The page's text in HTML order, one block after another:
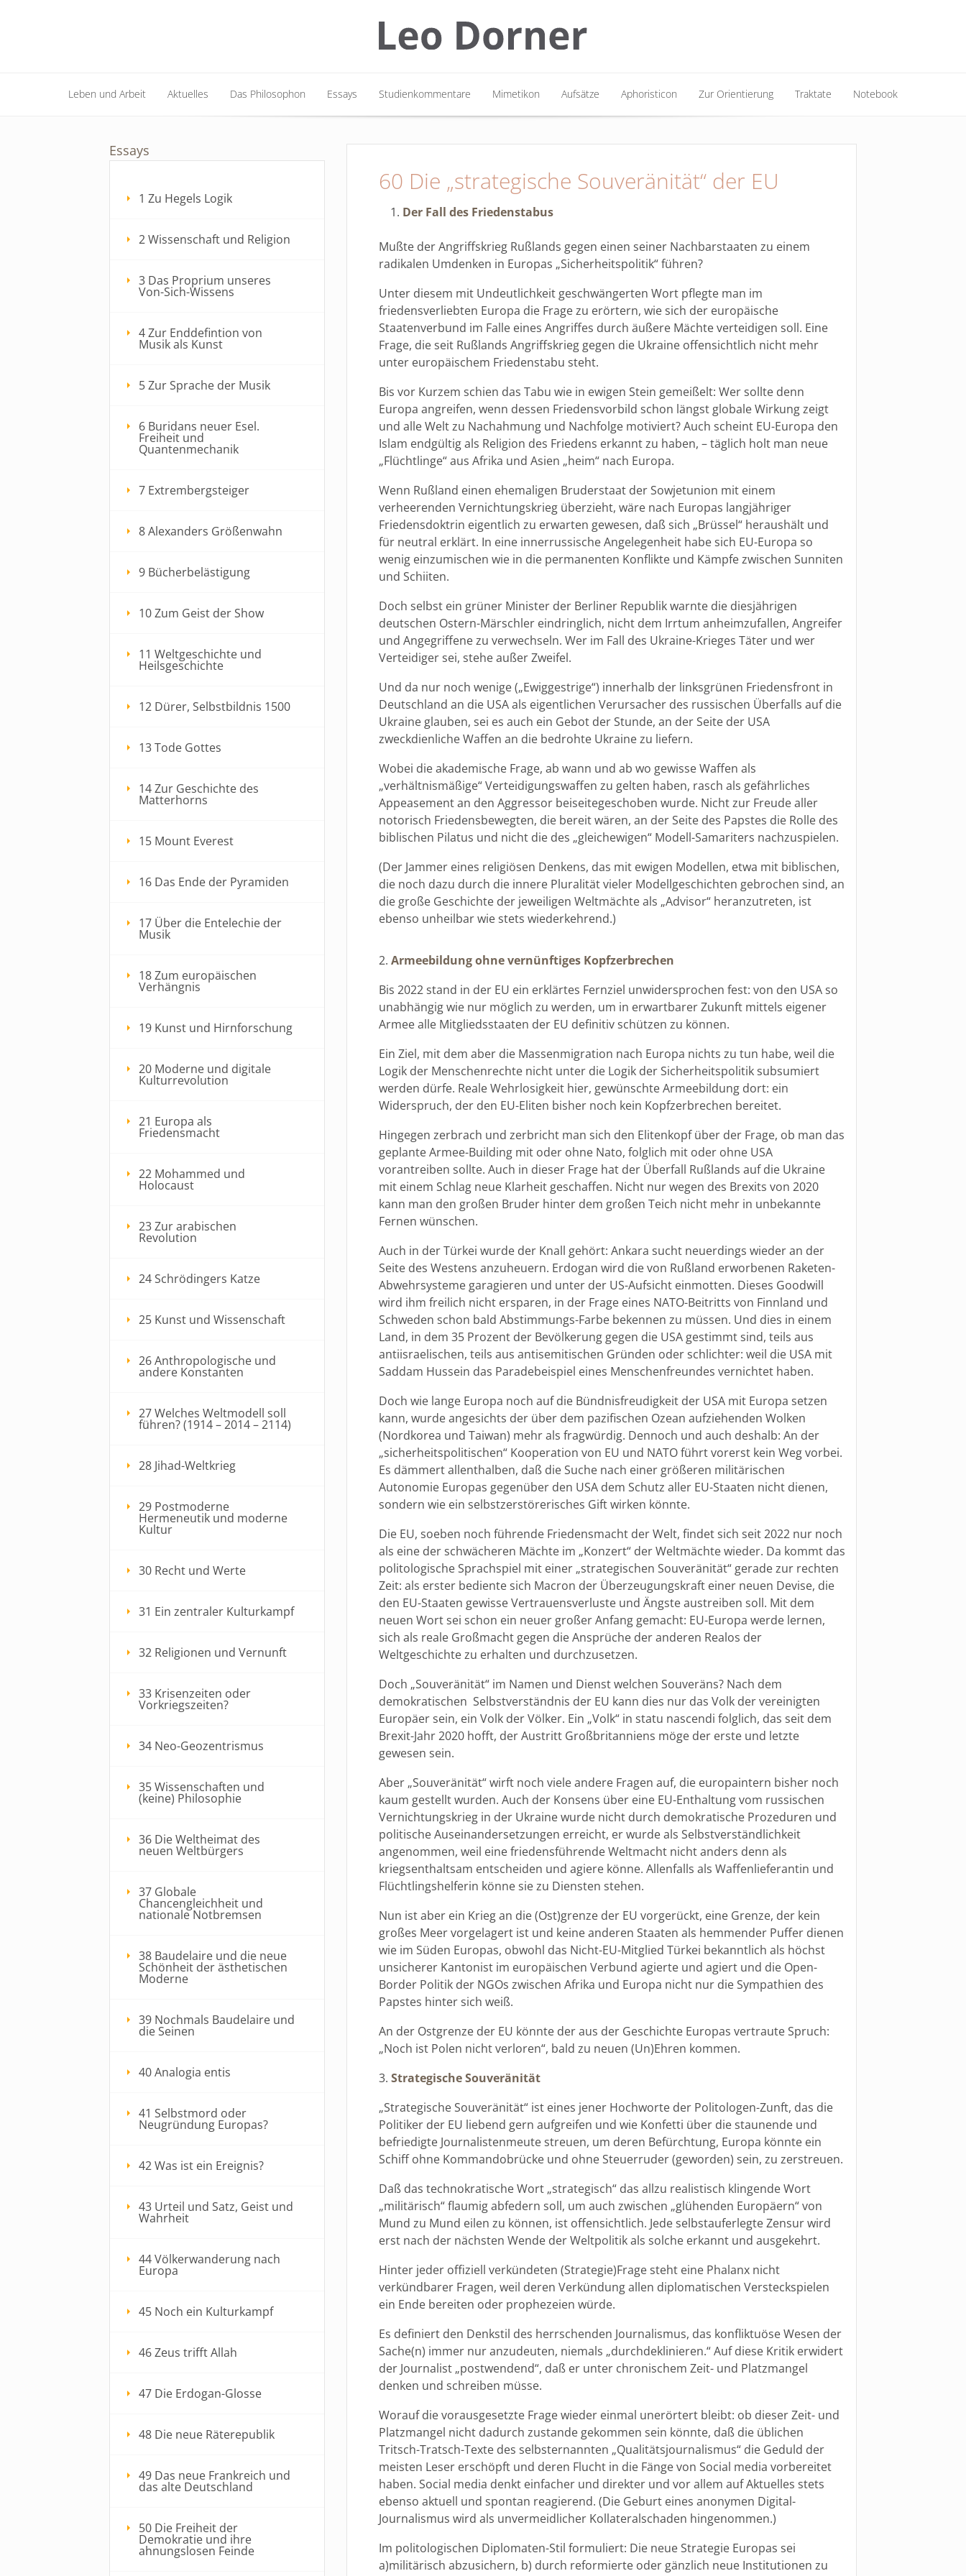
Leben und Arbeit Aktuelles Das Philosophon Essays Studienkommentare Mimetikon Aufsätze Aphoristicon Zur Orientierung Traktate Notebook
60 Die „strategische Souveränität“ der EU
Der Fall des Friedenstabus
Mußte der Angriffskrieg Rußlands gegen einen seiner Nachbarstaaten zu einem
radikalen Umdenken in Europas „Sicherheitspolitik“ führen?
Unter diesem mit Undeutlichkeit geschwängerten Wort pflegte man im
friedensverliebten Europa die Frage zu erörtern, wie sich der europäische
Staatenverbund im Falle eines Angriffes durch äußere Mächte verteidigen soll. Eine
Frage, die seit Rußlands Angriffskrieg gegen die Ukraine offensichtlich nicht mehr
unter europäischem Friedenstabu steht.
Bis vor Kurzem schien das Tabu wie in ewigen Stein gemeißelt: Wer sollte denn
Europa angreifen, wenn dessen Friedensvorbild schon längst globale Wirkung zeigt
und alle Welt zu Nachahmung und Nachfolge motiviert? Auch scheint EU-Europa den
Islam endgültig als Religion des Friedens erkannt zu haben, – täglich holt man neue
„Flüchtlinge“ aus Afrika und Asien „heim“ nach Europa.
Wenn Rußland einen ehemaligen Bruderstaat der Sowjetunion mit einem
verheerenden Vernichtungskrieg überzieht, wäre nach Europas langjähriger
Friedensdoktrin eigentlich zu erwarten gewesen, daß sich „Brüssel“ heraushält und
für neutral erklärt. In eine innerrussische Angelegenheit habe sich EU-Europa so
wenig einzumischen wie in die permanenten Konflikte und Kämpfe zwischen Sunniten
und Schiiten.
Doch selbst ein grüner Minister der Berliner Republik warnte die diesjährigen
deutschen Ostern-Märschler eindringlich, nicht dem Irrtum anheimzufallen, Angreifer
und Angegriffene zu verwechseln. Wer im Fall des Ukraine-Krieges Täter und wer
Verteidiger sei, stehe außer Zweifel.
Und da nur noch wenige („Ewiggestrige“) innerhalb der linksgrünen Friedensfront in
Deutschland an die USA als eigentlichen Verursacher des russischen Überfalls auf die
Ukraine glauben, sei es auch ein Gebot der Stunde, an der Seite der USA
zweckdienliche Waffen an die bedrohte Ukraine zu liefern.
Wobei die akademische Frage, ab wann und ab wo gewisse Waffen als
„verhältnismäßige“ Verteidigungswaffen zu gelten haben, rasch als gefährliches
Appeasement an den Aggressor beiseitegeschoben wurde. Nicht zur Freude aller
notorisch Friedensbewegten, die bereit wären, an der Seite des Papstes die Rolle des
biblischen Pilatus und nicht die des „gleichewigen“ Modell-Samariters nachzuspielen.
(Der Jammer eines religiösen Denkens, das mit ewigen Modellen, etwa mit biblischen,
die noch dazu durch die innere Pluralität vieler Modellgeschichten gebrochen sind, an
die große Geschichte der jeweiligen Weltmächte als „Advisor“ heranzutreten, ist
ebenso unheilbar wie stets wiederkehrend.)
2. Armeebildung ohne vernünftiges Kopfzerbrechen
Bis 2022 stand in der EU ein erklärtes Fernziel unwidersprochen fest: von den USA so
unabhängig wie nur möglich zu werden, um in erwartbarer Zukunft mittels eigener
Armee alle Mitgliedsstaaten der EU definitiv schützen zu können.
Ein Ziel, mit dem aber die Massenmigration nach Europa nichts zu tun habe, weil die
Logik der Menschenrechte nicht unter die Logik der Sicherheitspolitik subsumiert
werden dürfe. Reale Wehrlosigkeit hier, gewünschte Armeebildung dort: ein
Widerspruch, der den EU-Eliten bisher noch kein Kopfzerbrechen bereitet.
Hingegen zerbrach und zerbricht man sich den Elitenkopf über der Frage, ob man das
geplante Armee-Building mit oder ohne Nato, folglich mit oder ohne USA
vorantreiben sollte. Auch in dieser Frage hat der Überfall Rußlands auf die Ukraine
mit einem Schlag neue Klarheit geschaffen. Nicht nur wegen des Brexits von 2020
kann man den großen Bruder hinter dem großen Teich nicht mehr in unbekannte
Fernen wünschen.
Auch in der Türkei wurde der Knall gehört: Ankara sucht neuerdings wieder an der
Seite des Westens anzuheuern. Erdogan wird die von Rußland erworbenen Raketen-
Abwehrsysteme garagieren und unter der US-Aufsicht einmotten. Dieses Goodwill
wird ihm freilich nicht ersparen, in der Frage eines NATO-Beitritts von Finnland und
Schweden schon bald Abstimmungs-Farbe bekennen zu müssen. Und dies in einem
Land, in dem 35 Prozent der Bevölkerung gegen die USA gestimmt sind, teils aus
antiisraelischen, teils aus antisemitischen Gründen oder schlichter: weil die USA mit
Saddam Hussein das Paradebeispiel eines Menschenfreundes vernichtet haben.
Doch wie lange Europa noch auf die Bündnisfreudigkeit der USA mit Europa setzen
kann, wurde angesichts der über dem pazifischen Ozean aufziehenden Wolken
(Nordkorea und Taiwan) mehr als fragwürdig. Dennoch und auch deshalb: An der
„sicherheitspolitischen“ Kooperation von EU und NATO führt vorerst kein Weg vorbei.
Es dämmert allenthalben, daß die Suche nach einer größeren militärischen
Autonomie Europas gegenüber den USA dem Schutz aller EU-Staaten nicht dienen,
sondern wie ein selbstzerstörerisches Gift wirken könnte.
Die EU, soeben noch führende Friedensmacht der Welt, findet sich seit 2022 nur noch
als eine der schwächeren Mächte im „Konzert“ der Weltmächte wieder. Da kommt das
politologische Sprachspiel mit einer „strategischen Souveränität“ gerade zur rechten
Zeit: als erster bediente sich Macron der Überzeugungskraft einer neuen Devise, die
den EU-Staaten gewisse Vertrauensverluste und Ängste austreiben soll. Mit dem
neuen Wort sei schon ein neuer großer Anfang gemacht: EU-Europa werde lernen,
sich als reale Großmacht gegen die Ansprüche der anderen Realos der
Weltgeschichte zu erhalten und durchzusetzen.
Doch „Souveränität“ im Namen und Dienst welchen Souveräns? Nach dem
demokratischen Selbstverständnis der EU kann dies nur das Volk der vereinigten
Europäer sein, ein Volk der Völker. Ein „Volk“ in statu nascendi folglich, das seit dem
Brexit-Jahr 2020 hofft, der Austritt Großbritanniens möge der erste und letzte
gewesen sein.
Aber „Souveränität“ wirft noch viele andere Fragen auf, die europaintern bisher noch
kaum gestellt wurden. Auch der Konsens über eine EU-Enthaltung vom russischen
Vernichtungskrieg in der Ukraine wurde nicht durch demokratische Prozeduren und
politische Auseinandersetzungen erreicht, er wurde als Selbstverständlichkeit
angenommen, weil eine friedensführende Weltmacht nicht anders denn als
kriegsenthaltsam entscheiden und agiere könne. Allenfalls als Waffenlieferantin und
Flüchtlingshelferin könne sie zu Diensten stehen.
Nun ist aber ein Krieg an die (Ost)grenze der EU vorgerückt, eine Grenze, der kein
großes Meer vorgelagert ist und keine anderen Staaten als hemmender Puffer dienen
wie im Süden Europas, obwohl das Nicht-EU-Mitglied Türkei bekanntlich als höchst
unsicherer Kantonist im europäischen Verbund agierte und agiert und die Open-
Border Politik der NGOs zwischen Afrika und Europa nicht nur die Sympathien des
Papstes hinter sich weiß.
An der Ostgrenze der EU könnte der aus der Geschichte Europas vertraute Spruch:
„Noch ist Polen nicht verloren“, bald zu neuen (Un)Ehren kommen.
3. Strategische Souveränität
„Strategische Souveränität“ ist eines jener Hochworte der Politologen-Zunft, das die
Politiker der EU liebend gern aufgreifen und wie Konfetti über die staunende und
befriedigte Journalistenmeute streuen, um deren Befürchtung, Europa könnte ein
Schiff ohne Kommandobrücke und ohne Steuerruder (geworden) sein, zu zerstreuen.
Daß das technokratische Wort „strategisch“ das allzu realistisch klingende Wort
„militärisch“ flaumig abfedern soll, um auch zwischen „glühenden Europäern“ von
Mund zu Mund eilen zu können, ist offensichtlich. Jede selbstauferlegte Zensur wird
erst nach der nächsten Wende der Weltpolitik als solche erkannt und ausgekehrt.
Hinter jeder offiziell verkündeten (Strategie)Frage steht eine Phalanx nicht
verkündbarer Fragen, weil deren Verkündung allen diplomatischen Versteckspielen
ein Ende bereiten oder prophezeien würde.
Es definiert den Denkstil des herrschenden Journalismus, das konfliktuöse Wesen der
Sache(n) immer nur anzudeuten, niemals „durchdeklinieren.“ Auf diese Kritik erwidert
der Journalist „postwendend“, daß er unter chronischem Zeit- und Platzmangel
denken und schreiben müsse.
Worauf die vorausgesetzte Frage wieder einmal unerörtert bleibt: ob dieser Zeit- und
Platzmangel nicht dadurch zustande gekommen sein könnte, daß die üblichen
Tritsch-Tratsch-Texte des selbsternannten „Qualitätsjournalismus“ die Geduld der
meisten Leser erschöpft und deren Flucht in die Fänge von Social media vorbereitet
haben. Social media denkt einfacher und direkter und vor allem auf Aktuelles stets
ebenso aktuell und spontan reagierend. (Die Geburt eines anonymen Digital-
Journalismus wird als unvermeidlicher Kollateralschaden hingenommen.)
Im politologischen Diplomaten-Stil formuliert: Die neue Strategie Europas sei
a)militärisch abzusichern, b) durch reformierte oder gänzlich neue Institutionen zu
Essays
1 Zu Hegels Logik
2 Wissenschaft und Religion
3 Das Proprium unseres
Von-Sich-Wissens
4 Zur Enddefintion von
Musik als Kunst
5 Zur Sprache der Musik
6 Buridans neuer Esel.
Freiheit und
Quantenmechanik
7 Extrembergsteiger
8 Alexanders Größenwahn
9 Bücherbelästigung
10 Zum Geist der Show
11 Weltgeschichte und
Heilsgeschichte
12 Dürer, Selbstbildnis 1500
13 Tode Gottes
14 Zur Geschichte des
Matterhorns
15 Mount Everest
16 Das Ende der Pyramiden
17 Über die Entelechie der
Musik
18 Zum europäischen
Verhängnis
19 Kunst und Hirnforschung
20 Moderne und digitale
Kulturrevolution
21 Europa als
Friedensmacht
22 Mohammed und
Holocaust
23 Zur arabischen
Revolution
24 Schrödingers Katze
25 Kunst und Wissenschaft
26 Anthropologische und
andere Konstanten
27 Welches Weltmodell soll
führen? (1914 – 2014 – 2114)
28 Jihad-Weltkrieg
29 Postmoderne
Hermeneutik und moderne
Kultur
30 Recht und Werte
31 Ein zentraler Kulturkampf
32 Religionen und Vernunft
33 Krisenzeiten oder
Vorkriegszeiten?
34 Neo-Geozentrismus
35 Wissenschaften und
(keine) Philosophie
36 Die Weltheimat des
neuen Weltbürgers
37 Globale
Chancengleichheit und
nationale Notbremsen
38 Baudelaire und die neue
Schönheit der ästhetischen
Moderne
39 Nochmals Baudelaire und
die Seinen
40 Analogia entis
41 Selbstmord oder
Neugründung Europas?
42 Was ist ein Ereignis?
43 Urteil und Satz, Geist und
Wahrheit
44 Völkerwanderung nach
Europa
45 Noch ein Kulturkampf
46 Zeus trifft Allah
47 Die Erdogan-Glosse
48 Die neue Räterepublik
49 Das neue Frankreich und
das alte Deutschland
50 Die Freiheit der
Demokratie und ihre
ahnungslosen Feinde